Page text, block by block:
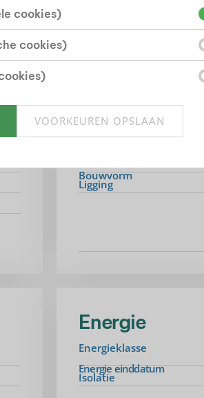
Bouwvorm
Soort object
Bouwvorm
Ligging
Energie
Energieklasse
Energie einddatum
Isolatie
cookies)
cookies)
VOORKEUREN OPSLAAN